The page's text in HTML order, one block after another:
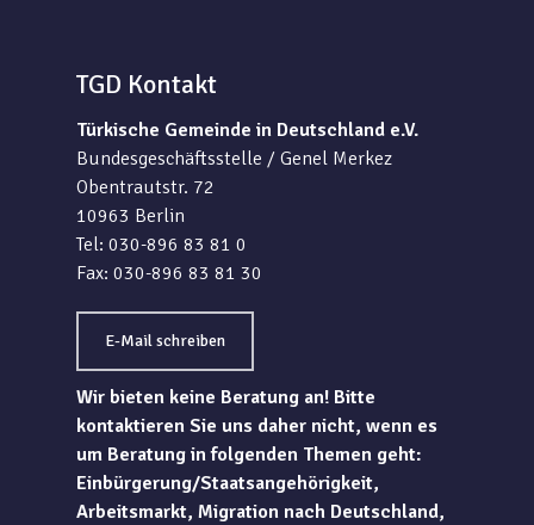
TGD Kontakt
Türkische Gemeinde in Deutschland e.V.
Bundesgeschäftsstelle / Genel Merkez
Obentrautstr. 72
10963 Berlin
Tel: 030-896 83 81 0
Fax: 030-896 83 81 30
E-Mail schreiben
Wir bieten keine Beratung an! Bitte
kontaktieren Sie uns daher nicht, wenn es
um Beratung in folgenden Themen geht:
Einbürgerung/Staatsangehörigkeit,
Arbeitsmarkt, Migration nach Deutschland,